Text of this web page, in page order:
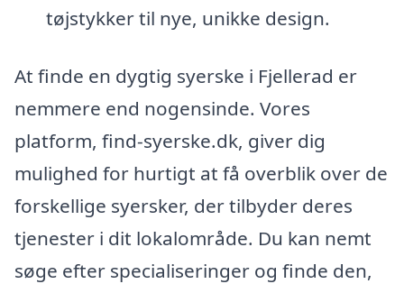
tøjstykker til nye, unikke design.
At finde en dygtig syerske i Fjellerad er
nemmere end nogensinde. Vores
platform, find-syerske.dk, giver dig
mulighed for hurtigt at få overblik over de
forskellige syersker, der tilbyder deres
tjenester i dit lokalområde. Du kan nemt
søge efter specialiseringer og finde den,